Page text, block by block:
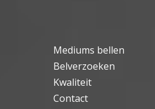
Mediums bellen
Belverzoeken
Kwaliteit
Contact